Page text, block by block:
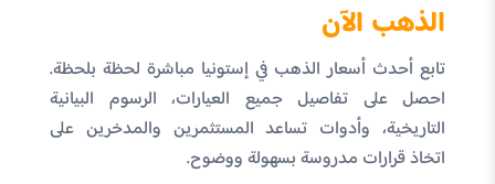
الذهب الآن
تابع أحدث أسعار الذهب في إستونيا مباشرة لحظة بلحظة.
احصل على تفاصيل جميع العيارات، الرسوم البيانية
التاريخية، وأدوات تساعد المستثمرين والمدخرين على
اتخاذ قرارات مدروسة بسهولة ووضوح.